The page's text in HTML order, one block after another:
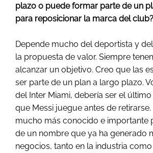
plazo o puede formar parte de un
para reposicionar la marca del club?
Depende mucho del deportista y
la propuesta de valor. Siempre
alcanzar un objetivo. Creo que las
ser parte de un plan a largo plazo.
del Inter Miami, debería ser el
que Messi juegue antes de
mucho más conocido e importante
de un nombre que ya ha generado
negocios, tanto en la industria